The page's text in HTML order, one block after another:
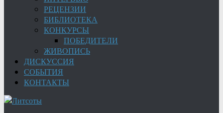
РЕЦЕНЗИИ
БИБЛИОТЕКА
КОНКУРСЫ
ПОБЕДИТЕЛИ
ЖИВОПИСЬ
ДИСКУССИЯ
СОБЫТИЯ
КОНТАКТЫ